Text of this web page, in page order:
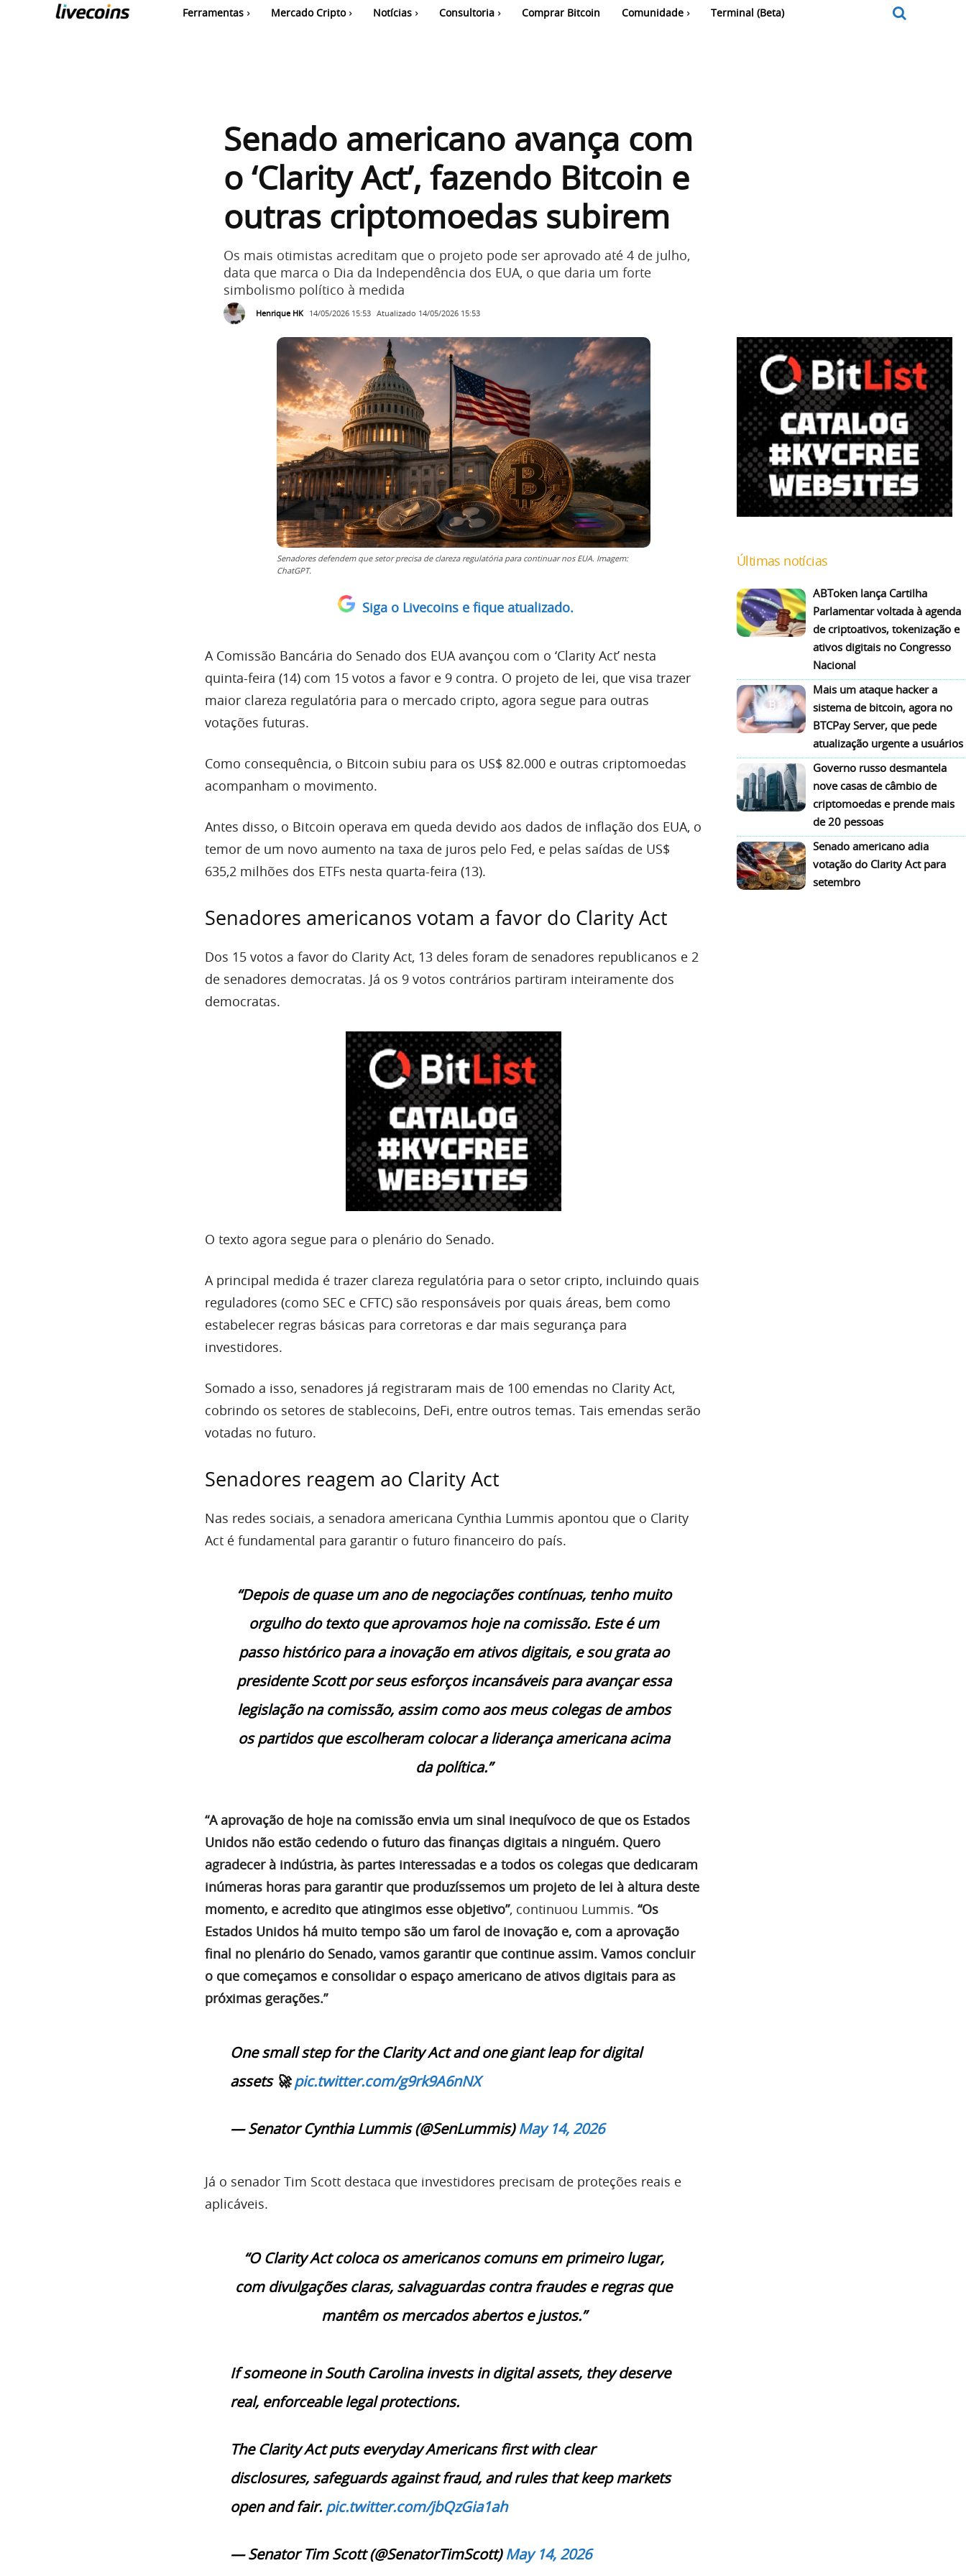
Ferramentas Mercado Cripto Notícias Consultoria Comprar Bitcoin Comunidade Terminal (Beta)
Senado americano avança com
o ‘Clarity Act’, fazendo Bitcoin e
outras criptomoedas subirem
Os mais otimistas acreditam que o projeto pode ser aprovado até 4 de julho,
data que marca o Dia da Independência dos EUA, o que daria um forte
simbolismo político à medida
Henrique HK 14/05/2026 15:53 Atualizado 14/05/2026 15:53
Senadores defendem que setor precisa de clareza regulatória para continuar nos EUA. Imagem:
ChatGPT.
Siga o Livecoins e fique atualizado.
A Comissão Bancária do Senado dos EUA avançou com o ‘Clarity Act’ nesta
quinta-feira (14) com 15 votos a favor e 9 contra. O projeto de lei, que visa trazer
maior clareza regulatória para o mercado cripto, agora segue para outras
votações futuras.
Como consequência, o Bitcoin subiu para os US$ 82.000 e outras criptomoedas
acompanham o movimento.
Antes disso, o Bitcoin operava em queda devido aos dados de inflação dos EUA, o
temor de um novo aumento na taxa de juros pelo Fed, e pelas saídas de US$
635,2 milhões dos ETFs nesta quarta-feira (13).
Senadores americanos votam a favor do Clarity Act
Dos 15 votos a favor do Clarity Act, 13 deles foram de senadores republicanos e 2
de senadores democratas. Já os 9 votos contrários partiram inteiramente dos
democratas.
O texto agora segue para o plenário do Senado.
A principal medida é trazer clareza regulatória para o setor cripto, incluindo quais
reguladores (como SEC e CFTC) são responsáveis por quais áreas, bem como
estabelecer regras básicas para corretoras e dar mais segurança para
investidores.
Somado a isso, senadores já registraram mais de 100 emendas no Clarity Act,
cobrindo os setores de stablecoins, DeFi, entre outros temas. Tais emendas serão
votadas no futuro.
Senadores reagem ao Clarity Act
Nas redes sociais, a senadora americana Cynthia Lummis apontou que o Clarity
Act é fundamental para garantir o futuro financeiro do país.
“Depois de quase um ano de negociações contínuas, tenho muito
orgulho do texto que aprovamos hoje na comissão. Este é um
passo histórico para a inovação em ativos digitais, e sou grata ao
presidente Scott por seus esforços incansáveis para avançar essa
legislação na comissão, assim como aos meus colegas de ambos
os partidos que escolheram colocar a liderança americana acima
da política.”
“A aprovação de hoje na comissão envia um sinal inequívoco de que os Estados
Unidos não estão cedendo o futuro das finanças digitais a ninguém. Quero
agradecer à indústria, às partes interessadas e a todos os colegas que dedicaram
inúmeras horas para garantir que produzíssemos um projeto de lei à altura deste
momento, e acredito que atingimos esse objetivo”, continuou Lummis. “Os
Estados Unidos há muito tempo são um farol de inovação e, com a aprovação
final no plenário do Senado, vamos garantir que continue assim. Vamos concluir
o que começamos e consolidar o espaço americano de ativos digitais para as
próximas gerações.”
One small step for the Clarity Act and one giant leap for digital
assets 🚀pic.twitter.com/g9rk9A6nNX
— Senator Cynthia Lummis (@SenLummis)May 14, 2026
Já o senador Tim Scott destaca que investidores precisam de proteções reais e
aplicáveis.
“O Clarity Act coloca os americanos comuns em primeiro lugar,
com divulgações claras, salvaguardas contra fraudes e regras que
mantêm os mercados abertos e justos.”
If someone in South Carolina invests in digital assets, they deserve
real, enforceable legal protections.
The Clarity Act puts everyday Americans first with clear
disclosures, safeguards against fraud, and rules that keep markets
open and fair. pic.twitter.com/jbQzGia1ah
— Senator Tim Scott (@SenatorTimScott)May 14, 2026
Últimas notícias
ABToken lança Cartilha
Parlamentar voltada à agenda
de criptoativos, tokenização e
ativos digitais no Congresso
Nacional
Mais um ataque hacker a
sistema de bitcoin, agora no
BTCPay Server, que pede
atualização urgente a usuários
Governo russo desmantela
nove casas de câmbio de
criptomoedas e prende mais
de 20 pessoas
Senado americano adia
votação do Clarity Act para
setembro